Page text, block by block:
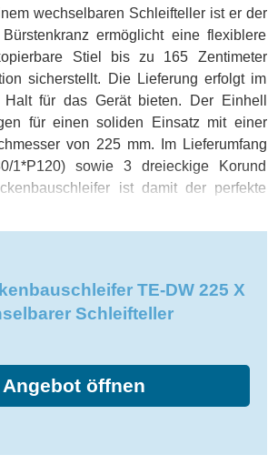
wechselbaren Schleifteller ist er der
ermöglicht eine flexiblere
Stiel bis zu 165 Zentimeter
sicherstellt. Die Lieferung erfolgt im
für das Gerät bieten. Der Einhell
für einen soliden Einsatz mit einer
von 225 mm. Im Lieferumfang
1*P120) sowie 3 dreieckige Korund
ist damit der perfekte
Helfer bei jeder Renovierung oder
TE-DW 225 X
Schleifteller
Angebot öffnen